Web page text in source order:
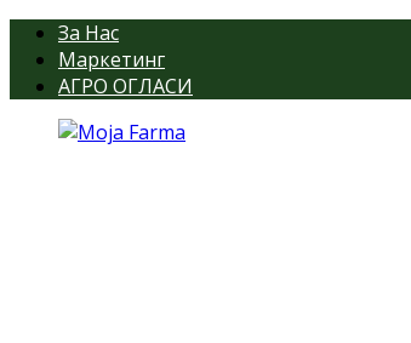
За Нас
Маркетинг
АГРО ОГЛАСИ